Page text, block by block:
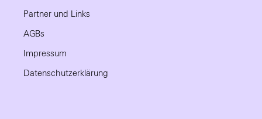
Partner und Links
AGBs
Impressum
Datenschutzerklärung